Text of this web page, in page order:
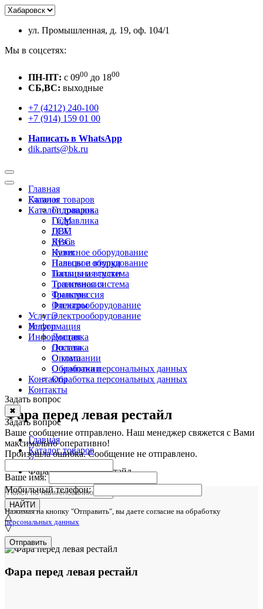
ул. Промышленная, д. 19, оф. 104/1
Мы в соцсетях:
ПН-ПТ: c 0900 до 1800
СБ,ВС: выходные
+7 (4212) 240-100
+7 (914) 159 01 00
Написать в WhatsApp
dik.parts@bk.ru
Главная
Каталог товаров
Гидравлика
ГСМ
ДВС
Кузов
Навесное оборудование
Пальцы и втулки
Топливная система
Трансмиссия
Фильтры
Электрооборудование
Услуги
Информация
Доставка
Оплата
О компании
Обработка персональных данных
Контакты
Задать вопрос
✖
Задать вопрос
Ваше сообщение отправлено. Наш менеджер свяжется с Вами
максимально оперативно!
Произошла ошибка. Сообщение не отправлено.
Ваше имя:
Мобильный телефон:
Нажимая на кнопку "Отправить", вы даете согласие на обработку
персональных данных
Отправить
Главная
Каталог товаров
Гидравлика
ГСМ
ДВС
Кузов
Навесное оборудование
Пальцы и втулки
Топливная система
Трансмиссия
Фильтры
Электрооборудование
Услуги
Информация
Доставка
Оплата
О компании
Обработка персональных данных
Контакты
Фара перед левая рестайл
Главная
Каталог товаров
Кузов
Фара перед левая рестайл
НАЙТИ
△
▽
Фара перед левая рестайл